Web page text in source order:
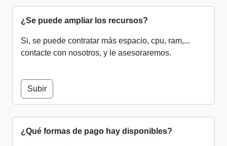
¿Se puede ampliar los recursos?
Si, se puede contratar más espacio, cpu, ram,...
contacte con nosotros, y le asesoraremos.
Subir
¿Qué formas de pago hay disponibles?